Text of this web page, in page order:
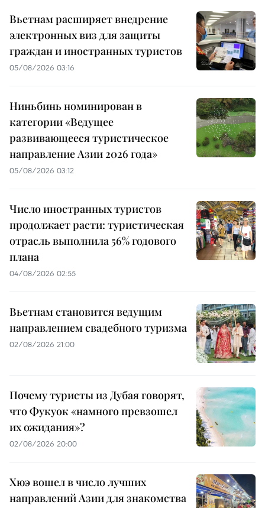
Вьетнам расширяет внедрение
электронных виз для защиты
граждан и иностранных туристов
05/08/2026 03:16
Ниньбинь номинирован в
категории «Ведущее
развивающееся туристическое
направление Азии 2026 года»
05/08/2026 03:12
Число иностранных туристов
продолжает расти: туристическая
отрасль выполнила 56% годового
плана
04/08/2026 02:55
Вьетнам становится ведущим
направлением свадебного туризма
02/08/2026 21:00
Почему туристы из Дубая говорят,
что Фукуок «намного превзошел
их ожидания»?
02/08/2026 20:00
Хюэ вошел в число лучших
направлений Азии для знакомства